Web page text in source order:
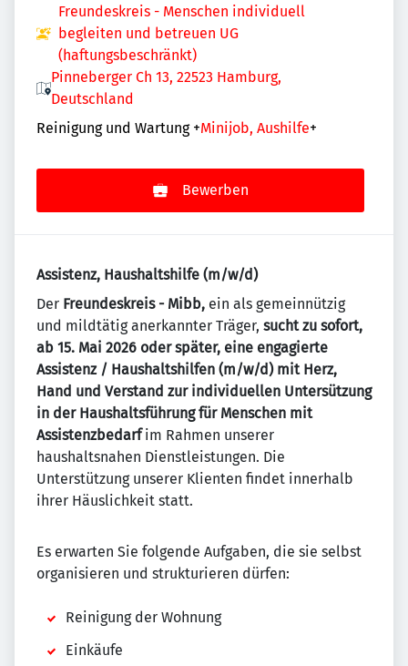
Freundeskreis - Menschen individuell
begleiten und betreuen UG
(haftungsbeschränkt)
Pinneberger Ch 13, 22523 Hamburg,
Deutschland
Reinigung und Wartung +Minijob, Aushilfe+
Bewerben
Assistenz, Haushaltshilfe (m/w/d)
Der Freundeskreis - Mibb, ein als gemeinnützig
und mildtätig anerkannter Träger, sucht zu sofort,
ab 15. Mai 2026 oder später, eine engagierte
Assistenz / Haushaltshilfen (m/w/d) mit Herz,
Hand und Verstand zur individuellen Untersützung
in der Haushaltsführung für Menschen mit
Assistenzbedarfim Rahmen unserer
haushaltsnahen Dienstleistungen. Die
Unterstützung unserer Klienten findet innerhalb
ihrer Häuslichkeit statt.
Es erwarten Sie folgende Aufgaben, die sie selbst
organisieren und strukturieren dürfen:
Reinigung der Wohnung
Einkäufe